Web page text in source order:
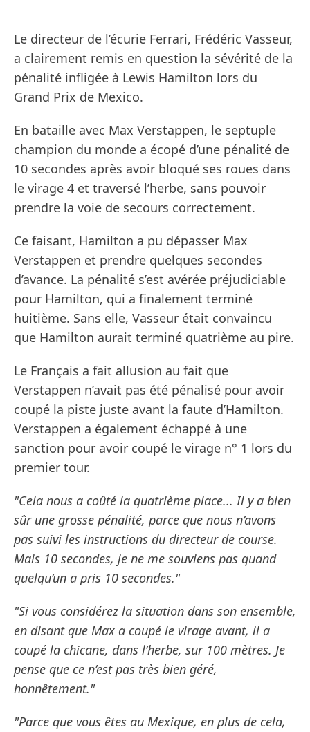
Le directeur de l’écurie Ferrari, Frédéric Vasseur,
a clairement remis en question la sévérité de la
pénalité infligée à Lewis Hamilton lors du
Grand Prix de Mexico.
En bataille avec Max Verstappen, le septuple
champion du monde a écopé d’une pénalité de
10 secondes après avoir bloqué ses roues dans
le virage 4 et traversé l’herbe, sans pouvoir
prendre la voie de secours correctement.
Ce faisant, Hamilton a pu dépasser Max
Verstappen et prendre quelques secondes
d’avance. La pénalité s’est avérée préjudiciable
pour Hamilton, qui a finalement terminé
huitième. Sans elle, Vasseur était convaincu
que Hamilton aurait terminé quatrième au pire.
Le Français a fait allusion au fait que
Verstappen n’avait pas été pénalisé pour avoir
coupé la piste juste avant la faute d’Hamilton.
Verstappen a également échappé à une
sanction pour avoir coupé le virage n° 1 lors du
premier tour.
"Cela nous a coûté la quatrième place... Il y a bien
sûr une grosse pénalité, parce que nous n’avons
pas suivi les instructions du directeur de course.
Mais 10 secondes, je ne me souviens pas quand
quelqu’un a pris 10 secondes."
"Si vous considérez la situation dans son ensemble,
en disant que Max a coupé le virage avant, il a
coupé la chicane, dans l’herbe, sur 100 mètres. Je
pense que ce n’est pas très bien géré,
honnêtement."
"Parce que vous êtes au Mexique, en plus de cela,